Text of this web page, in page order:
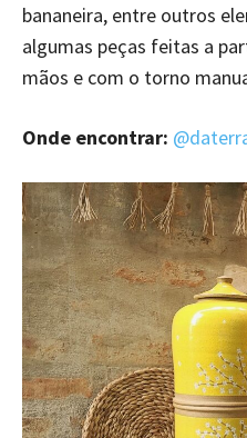
bananeira, entre outros
algumas peças feitas a
mãos e com o torno
Onde encontrar: